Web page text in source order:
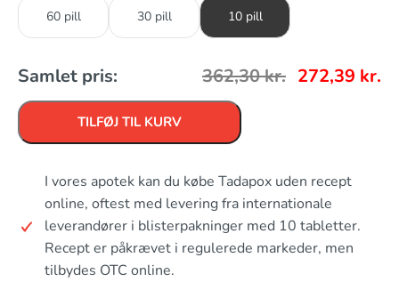
60 pill 30 pill 10 pill
Samlet pris: 362,30kr. 272,39 kr.
TILFØJ TIL KURV
I vores apotek kan du købe Tadapox uden recept
online, oftest med levering fra internationale
leverandører i blisterpakninger med 10 tabletter.
Recept er påkrævet i regulerede markeder, men
tilbydes OTC online.